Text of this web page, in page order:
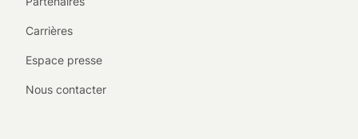
Carrières
Espace presse
Nous contacter